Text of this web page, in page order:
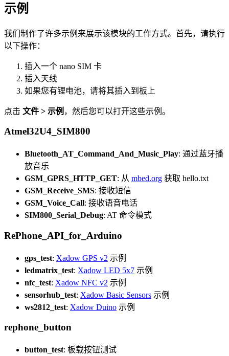
示例
我们制作了许多示例来展示该模块的工作方式。首先，请执行
以下操作：
插入一个 nano SIM 卡
插入天线
如果您有锂电池，请将其插入到板上
点击 文件 > 示例 ，然后您可以打开这些示例。
Atmel32U4_SIM800
Bluetooth_AT_Command_And_Music_Play: 通过蓝牙播
放音乐
GSM_GPRS_HTTP_GET: 从 mbed.org 获取 hello.txt
GSM_Receive_SMS: 接收短信
GSM_Voice_Call: 接收语音电话
SIM800_Serial_Debug: AT 命令模式
RePhone_API_for_Arduino
gps_test: Xadow GPS v2 示例
ledmatrix_test: Xadow LED 5x7 示例
nfc_test: Xadow NFC v2 示例
sensorhub_test: Xadow Basic Sensors 示例
ws2812_test: Xadow Duino 示例
rephone_button
button_test: 板载按钮测试